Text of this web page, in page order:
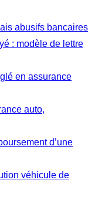
abusifs bancaires
: modèle de lettre
en assurance
auto,
d’une
véhicule de